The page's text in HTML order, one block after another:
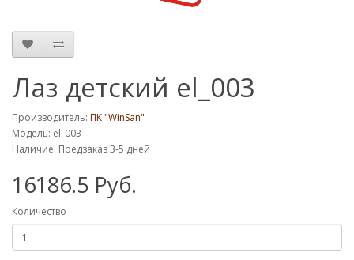
Лаз детский el_003
Производитель: ПК "WinSan"
Модель: el_003
Наличие: Предзаказ 3-5 дней
16186.5 Руб.
Количество